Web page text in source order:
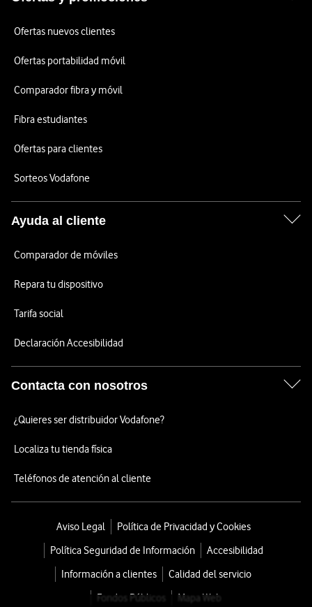
Ofertas nuevos clientes
Ofertas portabilidad móvil
Comparador fibra y móvil
Fibra estudiantes
Ofertas para clientes
Sorteos Vodafone
Ayuda al cliente
Comparador de móviles
Repara tu dispositivo
Tarifa social
Declaración Accesibilidad
Contacta con nosotros
¿Quieres ser distribuidor Vodafone?
Localiza tu tienda física
Teléfonos de atención al cliente
Aviso Legal
Política de Privacidad y Cookies
Política Seguridad de Información
Accesibilidad
Información a clientes
Calidad del servicio
Fondos Públicos
Mapa Web